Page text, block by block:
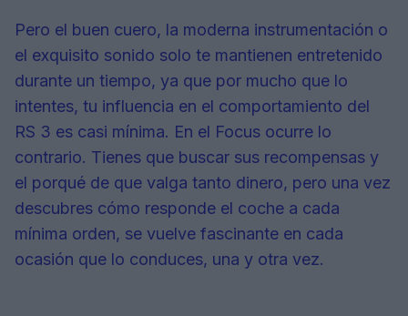
Pero el buen cuero, la moderna instrumentación o
el exquisito sonido solo te mantienen entretenido
durante un tiempo, ya que por mucho que lo
intentes, tu influencia en el comportamiento del
RS 3 es casi mínima. En el Focus ocurre lo
contrario. Tienes que buscar sus recompensas y
el porqué de que valga tanto dinero, pero una vez
descubres cómo responde el coche a cada
mínima orden, se vuelve fascinante en cada
ocasión que lo conduces, una y otra vez.